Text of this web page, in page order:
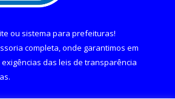
ou sistema para prefeituras!
completa, onde garantimos em
das leis de transparência